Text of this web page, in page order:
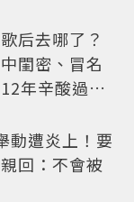
后去哪了？
閨密、冒名
年辛酸過往
動遭炎上！要
回：不會被